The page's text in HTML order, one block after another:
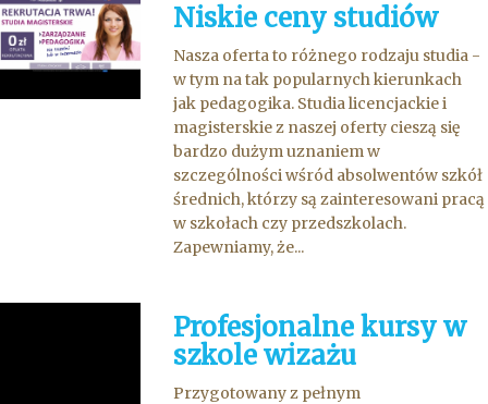
Niskie ceny studiów
Nasza oferta to różnego rodzaju studia -
w tym na tak popularnych kierunkach
jak pedagogika. Studia licencjackie i
magisterskie z naszej oferty cieszą się
bardzo dużym uznaniem w
szczególności wśród absolwentów szkół
średnich, którzy są zainteresowani pracą
w szkołach czy przedszkolach.
Zapewniamy, że...
Profesjonalne kursy w
szkole wizażu
Przygotowany z pełnym